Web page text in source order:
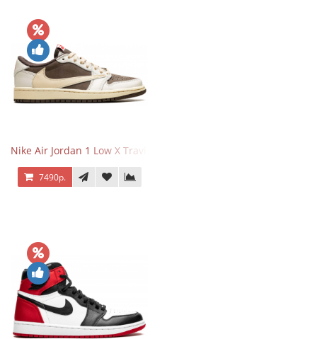
Nike Air Jordan 1 Low X Travis Scott Reverse Mocha
7490р.